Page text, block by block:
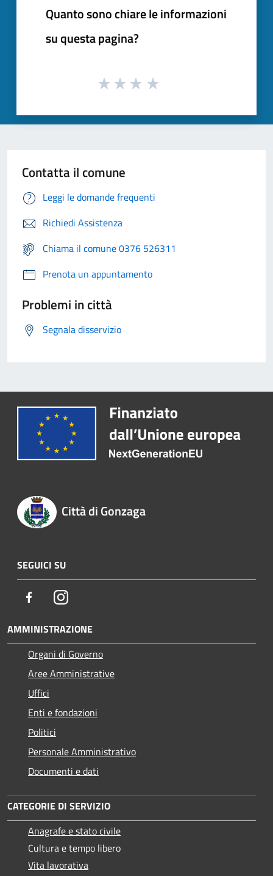
Quanto sono chiare le informazioni
su questa pagina?
Contatta il comune
Leggi le domande frequenti
Richiedi Assistenza
Chiama il comune 0376 526311
Prenota un appuntamento
Problemi in città
Segnala disservizio
Città di Gonzaga
SEGUICI SU
FacebookInstagram
AMMINISTRAZIONE
Organi di Governo
Aree Amministrative
Uffici
Enti e fondazioni
Politici
Personale Amministrativo
Documenti e dati
CATEGORIE DI SERVIZIO
Anagrafe e stato civile
Cultura e tempo libero
Vita lavorativa